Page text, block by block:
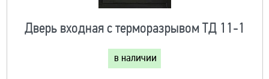
Дверь входная с терморазрывом ТД 11-1
в наличии